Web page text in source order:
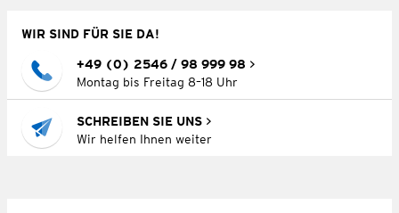
WIR SIND FÜR SIE DA!
+49 (0) 2546 / 98 999 98
Montag bis Freitag 8–18 Uhr
SCHREIBEN SIE UNS
Wir helfen Ihnen weiter